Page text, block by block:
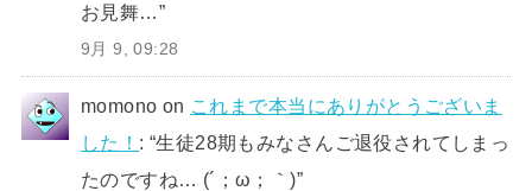
お見舞…”
9月 9, 09:28
momono on これまで本当にありがとうございま
した！ : “生徒28期もみなさんご退役されてしまっ
たのですね… (´；ω；｀)”